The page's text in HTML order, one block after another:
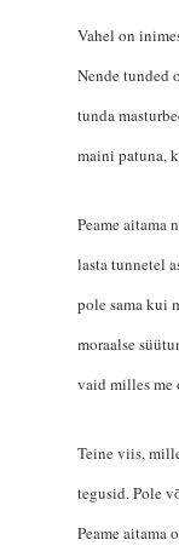
Vahel on
Nende tunded
tunda
maini patuna,
Peame aitama
lasta tunnetel
pole sama kui
moraalse
vaid milles me
Teine viis,
tegusid. Pole
Peame aitama